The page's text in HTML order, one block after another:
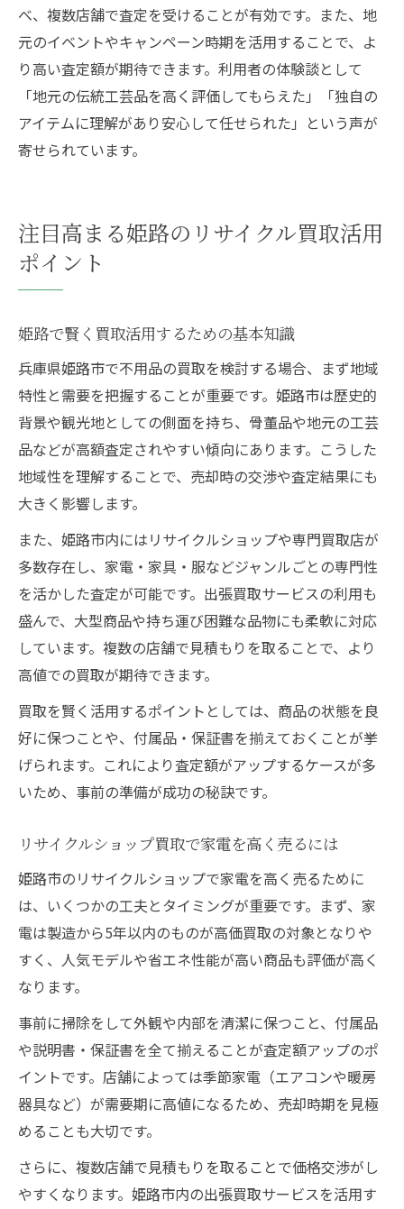
べ、複数店舗で査定を受けることが有効です。また、地
元のイベントやキャンペーン時期を活用することで、よ
り高い査定額が期待できます。利用者の体験談として
「地元の伝統工芸品を高く評価してもらえた」「独自の
アイテムに理解があり安心して任せられた」という声が
寄せられています。
注目高まる姫路のリサイクル買取活用
ポイント
姫路で賢く買取活用するための基本知識
兵庫県姫路市で不用品の買取を検討する場合、まず地域
特性と需要を把握することが重要です。姫路市は歴史的
背景や観光地としての側面を持ち、骨董品や地元の工芸
品などが高額査定されやすい傾向にあります。こうした
地域性を理解することで、売却時の交渉や査定結果にも
大きく影響します。
また、姫路市内にはリサイクルショップや専門買取店が
多数存在し、家電・家具・服などジャンルごとの専門性
を活かした査定が可能です。出張買取サービスの利用も
盛んで、大型商品や持ち運び困難な品物にも柔軟に対応
しています。複数の店舗で見積もりを取ることで、より
高値での買取が期待できます。
買取を賢く活用するポイントとしては、商品の状態を良
好に保つことや、付属品・保証書を揃えておくことが挙
げられます。これにより査定額がアップするケースが多
いため、事前の準備が成功の秘訣です。
リサイクルショップ買取で家電を高く売るには
姫路市のリサイクルショップで家電を高く売るために
は、いくつかの工夫とタイミングが重要です。まず、家
電は製造から5年以内のものが高価買取の対象となりや
すく、人気モデルや省エネ性能が高い商品も評価が高く
なります。
事前に掃除をして外観や内部を清潔に保つこと、付属品
や説明書・保証書を全て揃えることが査定額アップのポ
イントです。店舗によっては季節家電（エアコンや暖房
器具など）が需要期に高値になるため、売却時期を見極
めることも大切です。
さらに、複数店舗で見積もりを取ることで価格交渉がし
やすくなります。姫路市内の出張買取サービスを活用す